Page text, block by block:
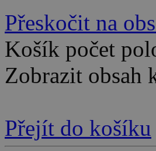
Přeskočit na
Košík počet
Zobrazit obsah
Přejít do košíku